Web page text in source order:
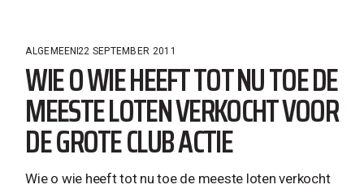
ALGEMEEN 22 SEPTEMBER 2011
WIE O WIE HEEFT TOT NU TOE DE
MEESTE LOTEN VERKOCHT VOOR
DE GROTE CLUB ACTIE
Wie o wie heeft tot nu toe de meeste loten verkocht